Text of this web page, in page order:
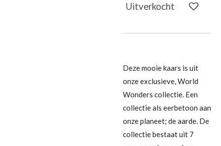
Uitverkocht
Deze mooie kaars is uit
onze exclusieve, World
Wonders collectie. Een
collectie als eerbetoon aan
onze planeet; de aarde. De
collectie bestaat uit 7